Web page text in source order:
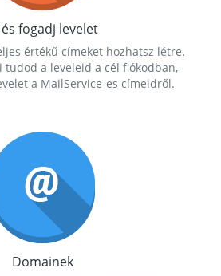
fogadj levelet
értékű címeket hozhatsz létre.
tudod a leveleid a cél fiókodban,
a MailService-es címeidről.
Domainek